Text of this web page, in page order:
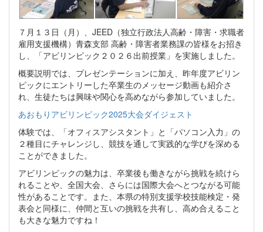
７月１３日（月）、JEED（独立行政法人高齢・障害・求職者
雇用支援機構）青森支部 高齢・障害者業務課の皆様をお招き
し、「アビリンピック２０２６出前授業」を実施しました。
概要説明では、プレゼンテーションに加え、昨年度アビリン
ピックにエントリーした卒業生のメッセージ動画も紹介さ
れ、生徒たちは興味や関心を高めながら参加していました。
あおもりアビリンピック2025大会ダイジェスト
体験では、「オフィスアシスタント」と「パソコン入力」の
２種目にチャレンジし、競技を通して実践的な学びを深める
ことができました。
アビリンピックの魅力は、卒業後も働きながら挑戦を続けら
れることや、全国大会、さらには国際大会へとつながる可能
性があることです。また、本県の特別支援学校技能検定・発
表会と同様に、仲間と互いの挑戦を共有し、高め合えること
も大きな魅力ですね！